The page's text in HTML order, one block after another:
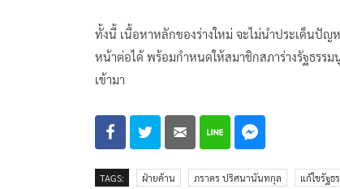
ทั้งนี้ เนื้อหาหลักของร่างใหม่ จะไม่นำประเด็นปัญ
หน้าต่อได้ พร้อมกำหนดให้สมาชิกสภาร่างรัฐธรร
เข้ามา
TAGS: ฝ่ายค้าน ภราดร ปริศนานันทกุล แก้ไขรัฐ